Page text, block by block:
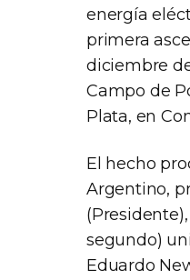
energía
primera
diciembre
Campo de
Plata, en
El hecho
Argentino,
segundo)
Eduardo